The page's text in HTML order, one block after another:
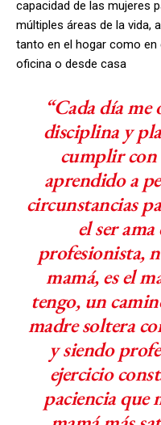
capacidad de las mujeres
múltiples áreas de la vida,
tanto en el hogar como en
oficina o desde casa
“Cada día
disciplina y
cumplir con
aprendido a
circunstancias
el ser ama
profesionista,
mamá, es el
tengo, un
madre soltera
y siendo
ejercicio
paciencia que